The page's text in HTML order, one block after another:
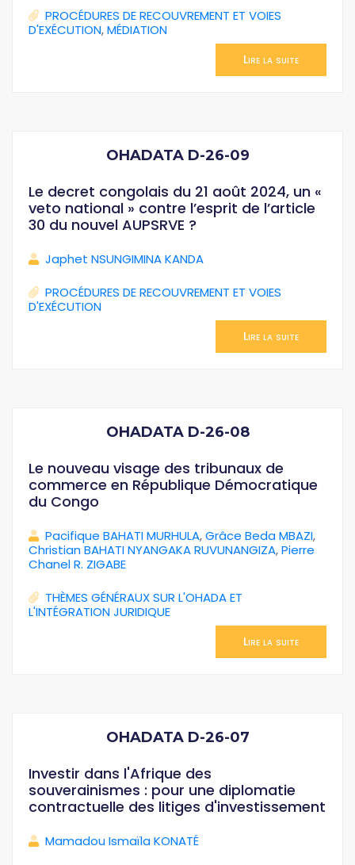
PROCÉDURES DE RECOUVREMENT ET VOIES
D'EXÉCUTION,MÉDIATION
Lire la suite
OHADATA D-26-09
Le decret congolais du 21 août 2024, un «
veto national » contre l’esprit de l’article
30 du nouvel AUPSRVE ?
Japhet NSUNGIMINA KANDA
PROCÉDURES DE RECOUVREMENT ET VOIES
D'EXÉCUTION
Lire la suite
OHADATA D-26-08
Le nouveau visage des tribunaux de
commerce en République Démocratique
du Congo
Pacifique BAHATI MURHULA,Grâce Beda MBAZI,
Christian BAHATI NYANGAKA RUVUNANGIZA,Pierre
Chanel R. ZIGABE
THÈMES GÉNÉRAUX SUR L'OHADA ET
L'INTÉGRATION JURIDIQUE
Lire la suite
OHADATA D-26-07
Investir dans l'Afrique des
souverainismes : pour une diplomatie
contractuelle des litiges d'investissement
Mamadou Ismaïla KONATÉ